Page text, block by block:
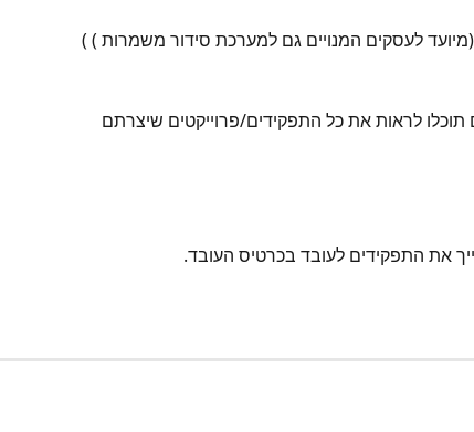
לעסקים המנויים גם למערכת סידור משמרות ) )
לראות את כל התפקידים/פרוייקטים שיצרתם
את התפקידים לעובד בכרטיס העובד.